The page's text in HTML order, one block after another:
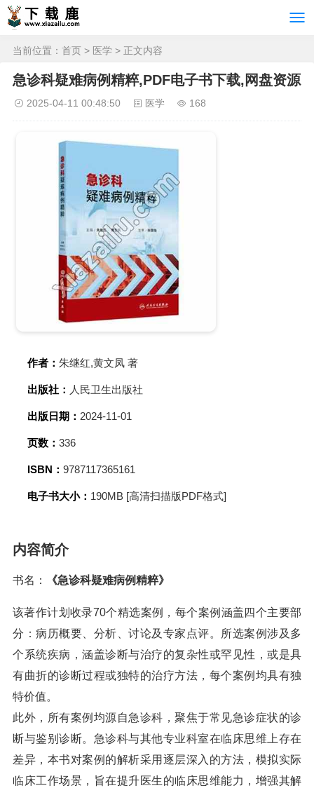
当前位置： 首页 > 医学 > 正文内容
急诊科疑难病例精粹,PDF电子书下载,网盘资源
2025-04-11 00:48:50 医学 168
作者： 朱继红,黄文凤 著
出版社： 人民卫生出版社
出版日期： 2024-11-01
页数： 336
ISBN： 9787117365161
电子书大小： 190MB [高清扫描版PDF格式]
内容简介
书名： 《急诊科疑难病例精粹》
该著作计划收录70个精选案例，每个案例涵盖四个主要部
分：病历概要、分析、讨论及专家点评。所选案例涉及多
个系统疾病，涵盖诊断与治疗的复杂性或罕见性，或是具
有曲折的诊断过程或独特的治疗方法，每个案例均具有独
特价值。
此外，所有案例均源自急诊科，聚焦于常见急诊症状的诊
断与鉴别诊断。急诊科与其他专业科室在临床思维上存在
差异，本书对案例的解析采用逐层深入的方法，模拟实际
临床工作场景，旨在提升医生的临床思维能力，增强其解